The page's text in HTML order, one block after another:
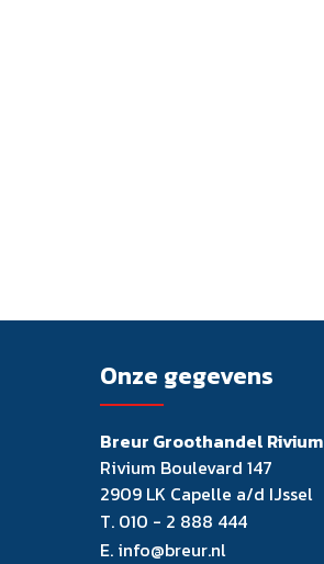
Onze gegevens
Breur Groothandel Rivium
Rivium Boulevard 147
2909 LK Capelle a/d IJssel
T. 010 - 2 888 444
E. info@breur.nl